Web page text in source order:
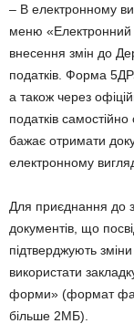
– В електронному
меню «Електронний
внесення змін до
податків. Форма
а також через
податків
бажає отримати
електронному
Для приєднання до
документів, що
підтверджують
використати
форми» (формат
більше 2МБ).